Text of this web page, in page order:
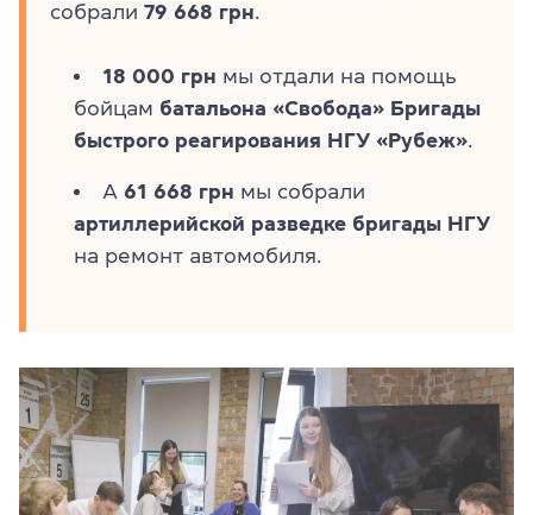
собрали 79 668 грн.
18 000 грн мы отдали на помощь
бойцам батальона «Свобода» Бригады
быстрого реагирования НГУ «Рубеж».
А 61 668 грн мы собрали
артиллерийской разведке бригады НГУ
на ремонт автомобиля.